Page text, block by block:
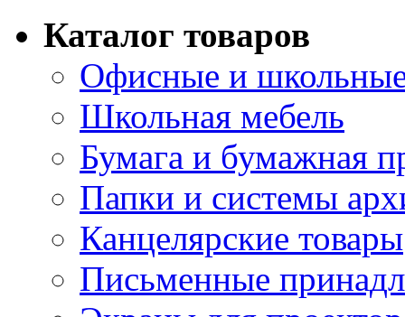
Каталог товаров
Офисные и
Школьная мебель
Бумага и бумажная
Папки и системы
Канцелярские товары
Письменные